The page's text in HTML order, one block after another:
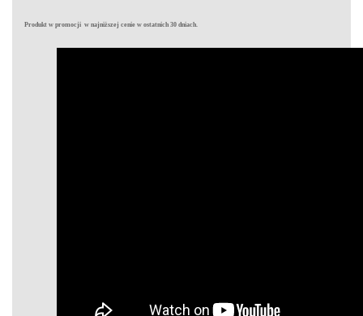
Produkt w promocji w najniższej cenie w ostatnich 30 dniach.